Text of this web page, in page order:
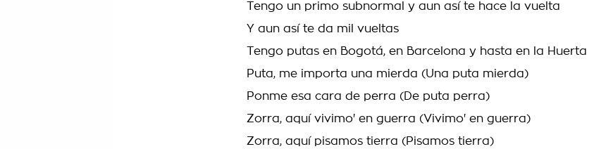
Tengo un primo subnormal y aun así te hace la vuelta
Y aun así te da mil vueltas
Tengo putas en Bogotá, en Barcelona y hasta en la Huerta
Puta, me importa una mierda (Una puta mierda)
Ponme esa cara de perra (De puta perra)
Zorra, aquí vivimo' en guerra (Vivimo' en guerra)
Zorra, aquí pisamos tierra (Pisamos tierra)